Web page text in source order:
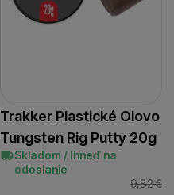
Trakker Plastické Olovo
Tungsten Rig Putty 20g
Skladom / Ihneď na
odoslanie
9,82€